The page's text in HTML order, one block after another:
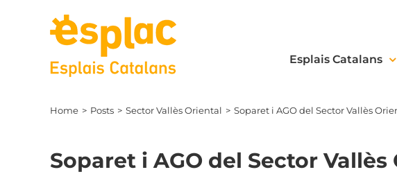
Esplais Catalans
Home Posts Sector Vallès Oriental Soparet i AGO del Sector Vallès
Soparet i AGO del Sector Vallès